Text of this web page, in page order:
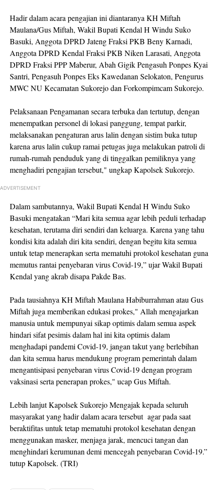
Hadir dalam acara pengajian ini diantaranya KH Miftah
Maulana/Gus Miftah, Wakil Bupati Kendal H Windu Suko
Basuki, Anggota DPRD Jateng Fraksi PKB Beny Karnadi,
Anggota DPRD Kendal Fraksi PKB Niken Larasati, Anggota
DPRD Fraksi PPP Maberur, Abah Gigik Pengasuh Ponpes Kyai
Santri, Pengasuh Ponpes Eks Kawedanan Selokaton, Pengurus
MWC NU Kecamatan Sukorejo dan Forkompimcam Sukorejo.
Pelaksanaan Pengamanan secara terbuka dan tertutup, dengan
menempatkan personel di lokasi panggung, tempat parkir,
melaksanakan pengaturan arus lalin dengan sistim buka tutup
karena arus lalin cukup ramai petugas juga melakukan patroli di
rumah-rumah penduduk yang di tinggalkan pemiliknya yang
menghadiri pengajian tersebut," ungkap Kapolsek Sukorejo.
ADVERTISEMENT
Dalam sambutannya, Wakil Bupati Kendal H Windu Suko
Basuki mengatakan “Mari kita semua agar lebih peduli terhadap
kesehatan, terutama diri sendiri dan keluarga. Karena yang tahu
kondisi kita adalah diri kita sendiri, dengan begitu kita semua
untuk tetap menerapkan serta mematuhi protokol kesehatan guna
memutus rantai penyebaran virus Covid-19,” ujar Wakil Bupati
Kendal yang akrab disapa Pakde Bas.
Pada tausiahnya KH Miftah Maulana Habiburrahman atau Gus
Miftah juga memberikan edukasi prokes," Allah mengajarkan
manusia untuk mempunyai sikap optimis dalam semua aspek
hindari sifat pesimis dalam hal ini kita optimis dalam
menghadapi pandemi Covid-19, jangan takut yang berlebihan
dan kita semua harus mendukung program pemerintah dalam
mengantisipasi penyebaran virus Covid-19 dengan program
vaksinasi serta penerapan prokes," ucap Gus Miftah.
Lebih lanjut Kapolsek Sukorejo Mengajak kepada seluruh
masyarakat yang hadir dalam acara tersebut agar pada saat
beraktifitas untuk tetap mematuhi protokol kesehatan dengan
menggunakan masker, menjaga jarak, mencuci tangan dan
menghindari kerumunan demi mencegah penyebaran Covid-19.”
tutup Kapolsek. (TRI)